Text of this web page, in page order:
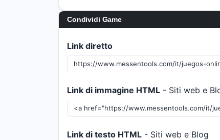
Condividi Game
Link diretto
Link di immagine HTML - Siti web e
Link di testo HTML - Siti web e Blog